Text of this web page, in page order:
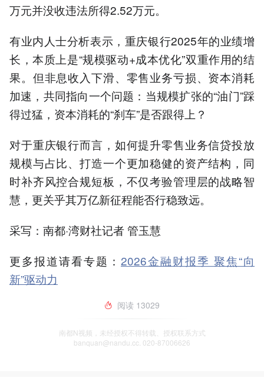
万元并没收违法所得2.52万元。
有业内人士分析表示，重庆银行2025年的业绩增
长，本质上是“规模驱动+成本优化”双重作用的结
果。但非息收入下滑、零售业务亏损、资本消耗
加速，共同指向一个问题：当规模扩张的“油门”踩
得过猛，资本消耗的“刹车”是否跟得上？
对于重庆银行而言，如何提升零售业务信贷投放
规模与占比、打造一个更加稳健的资产结构，同
时补齐风控合规短板，不仅考验管理层的战略智
慧，更关乎其万亿新征程能否行稳致远。
采写：南都·湾财社记者 管玉慧
更多报道请看专题： 2026金融财报季 聚焦“向
新”驱动力
阅读 13029
南都N视频，未经授权不得转载、授权联系方式
banquan@nandu.cc. 020-87006626